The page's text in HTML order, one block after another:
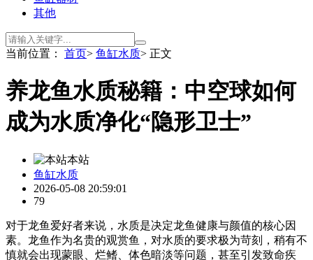
其他
当前位置： 首页> 鱼缸水质> 正文
养龙鱼水质秘籍：中空球如何
成为水质净化“隐形卫士”
本站
鱼缸水质
2026-05-08 20:59:01
79
对于龙鱼爱好者来说，水质是决定龙鱼健康与颜值的核心因
素。龙鱼作为名贵的观赏鱼，对水质的要求极为苛刻，稍有不
慎就会出现蒙眼、烂鳍、体色暗淡等问题，甚至引发致命疾